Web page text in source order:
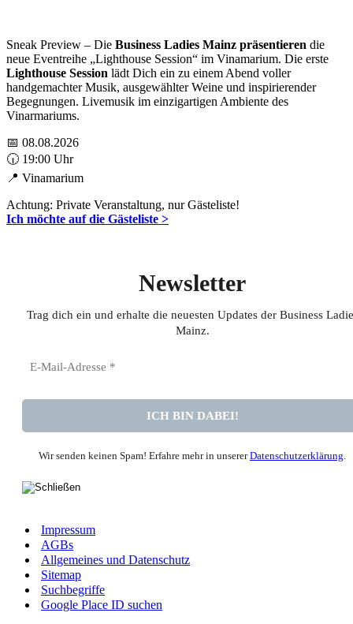
Sneak Preview – Die Business Ladies Mainz präsentieren die
neue Eventreihe „Lighthouse Session“ im Vinamarium. Die erste
Lighthouse Session lädt Dich ein zu einem Abend voller
handgemachter Musik, ausgewählter Weine und inspirierender
Begegnungen. Livemusik im einzigartigen Ambiente des
Vinarmariums.
📅 08.08.2026
🕡 19:00 Uhr
📍 Vinamarium
Achtung: Private Veranstaltung, nur Gästeliste!
Ich möchte auf die Gästeliste >
Newsletter
Trag dich ein und erhalte die neuesten Updates der Business
Mainz.
Wir senden keinen Spam! Erfahre mehr in unsererDatenschutzerklärung
Impressum
AGBs
Allgemeines und Datenschutz
Sitemap
Suchbegriffe
Google Place ID suchen